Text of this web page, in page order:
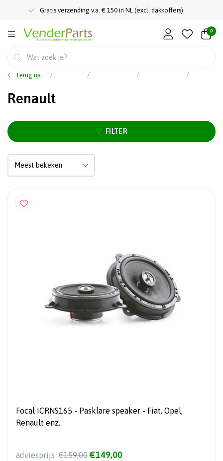
Gratis verzending v.a. € 150 in NL (excl. dakkoffers)
0
Terug naar home
Renault
FILTER
Focal ICRNS165 - Pasklare speaker - Fiat, Opel,
Renault enz.
adviesprijs €159,00 €149,00